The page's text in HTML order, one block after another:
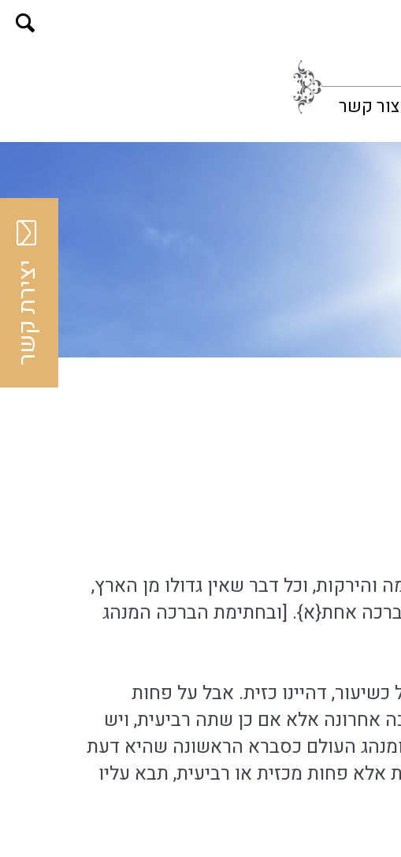
צור קשר
וכל דבר שאין גדולו מן הארץ,
אחת{א}. [ובחתימת הברכה המנהג
דהיינו כזית. אבל על פחות
אחרונה אלא אם כן שתה רביעית, ויש
העולם כסברא הראשונה שהיא דעת
פחות מכזית או רביעית, תבא עליו
יצירת קשר